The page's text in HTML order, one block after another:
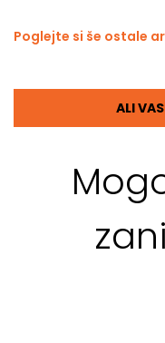
Poglejte si še ostale
ALI